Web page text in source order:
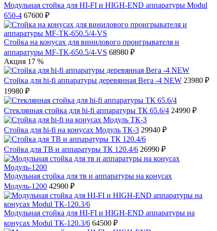
Модульная стойка для HI-FI и HIGH-END аппаратуры Modul
650-4 67600 ₽
Стойка на конусах для винилового проигрывателя и
аппаратуры MF-ТК-650.5/4-VS 68980 ₽
Акция 17 %
Стойка для hi-fi аппаратуры деревянная Вега -4 NEW 23980 ₽
19980 ₽
Стеклянная стойка для hi-fi аппаратуры ТК 65.6/4 24990 ₽
Стойка для hi-fi на конусах Модуль ТК-3 29940 ₽
Стойка для ТВ и аппаратуры ТК 120.4/6 26990 ₽
Модульная стойка для тв и аппаратуры на конусах
Модуль-1200 42900 ₽
Модульная стойка для HI-FI и HIGH-END аппаратуры на
конусах Modul ТК-120.3/6 64500 ₽